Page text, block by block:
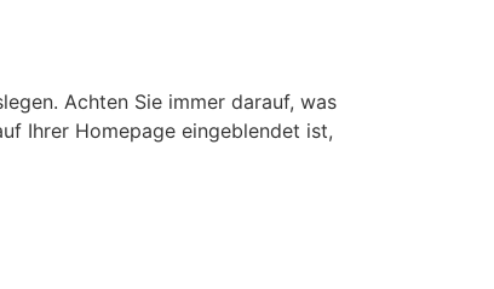
Achten Sie immer darauf, was
Ihrer Homepage eingeblendet ist,